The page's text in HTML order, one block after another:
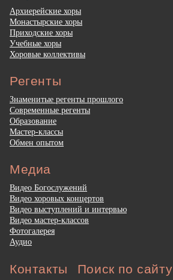
Архиерейские хоры
Монастырские хоры
Приходские хоры
Учебные хоры
Хоровые коллективы
Регенты
Знаменитые регенты прошлого
Современные регенты
Образование
Мастер-классы
Обмен опытом
Медиа
Видео Богослужений
Видео хоровых концертов
Видео выступлений и интервью
Видео мастер-классов
Фотогалерея
Аудио
Контакты Поиск по сайту